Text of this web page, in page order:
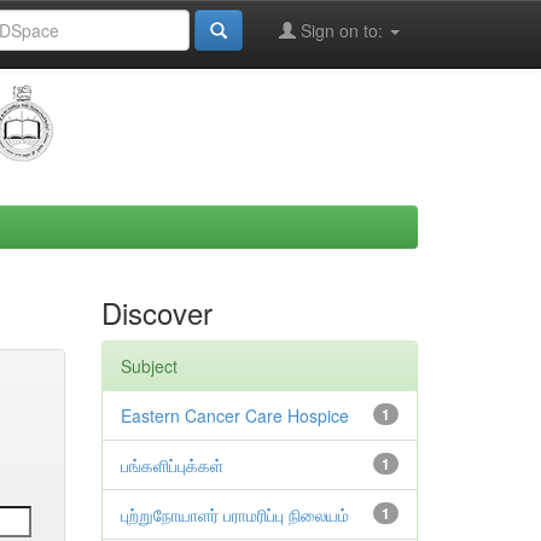
Sign on to:
Discover
Subject
1
Eastern Cancer Care Hospice
1
பங்களிப்புக்கள்
1
புற்றுநோயாளர் பராமரிப்பு நிலையம்